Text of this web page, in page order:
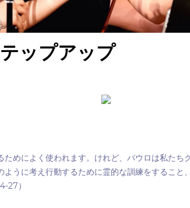
ップアップ
めによく使われます。けれど、パウロは私たち
うに考え行動するために霊的な訓練をすること
27）